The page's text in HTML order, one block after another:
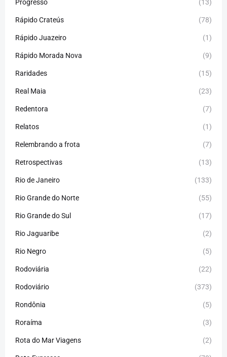
Progresso (13)
Rápido Crateús (78)
Rápido Juazeiro (1)
Rápido Morada Nova (9)
Raridades (15)
Real Maia (23)
Redentora (7)
Relatos (1)
Relembrando a frota (7)
Retrospectivas (13)
Rio de Janeiro (133)
Rio Grande do Norte (55)
Rio Grande do Sul (17)
Rio Jaguaribe (2)
Rio Negro (5)
Rodoviária (22)
Rodoviário (373)
Rondônia (5)
Roraíma (3)
Rota do Mar Viagens (2)